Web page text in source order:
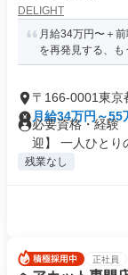
DELIGHT
月給34万円〜＋
を再発見する、も
〒166-0001東京
月給34万円～55
必要資格・経験
迎】 一人ひとり
残業なし
正社員